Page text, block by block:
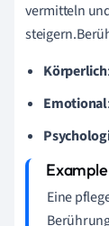
vermitteln
Körperlich
Emotional
Eine